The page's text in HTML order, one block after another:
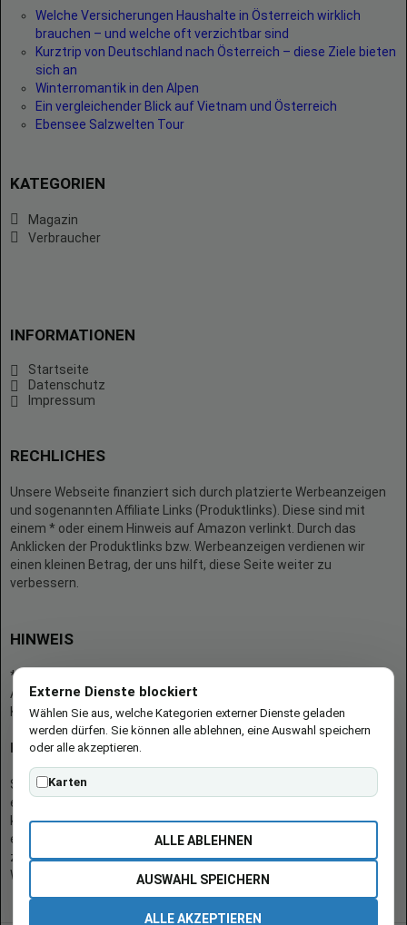
Welche Versicherungen Haushalte in Österreich wirklich
brauchen – und welche oft verzichtbar sind
Kurztrip von Deutschland nach Österreich – diese Ziele bieten
sich an
Winterromantik in den Alpen
Ein vergleichender Blick auf Vietnam und Österreich
Ebensee Salzwelten Tour
KATEGORIEN
Magazin
Verbraucher
INFORMATIONEN
Startseite
Datenschutz
Impressum
RECHLICHES
Unsere Webseite finanziert sich durch platzierte Werbeanzeigen
und sogenannten Affiliate Links (Produktlinks). Diese sind mit
einem * oder einem Hinweis auf Amazon verlinkt. Durch das
Anklicken der Produktlinks bzw. Werbeanzeigen verdienen wir
einen kleinen Betrag, der uns hilft, diese Seite weiter zu
verbessern.
HINWEIS
* = Afilliate-Link (=Werbung)
Als Amazon-Partner verdient der Seitenbetreiber an qualifizierten
Käufen.
Hinweis zu Preisen und Verfügbarkeiten
Sofern Produktpreise und Verfügbarkeiten angezeigt werden,
entsprechen diese dem angegebenen Stand (Datum/Uhrzeit) und
können sich auf der verlinkten Seite jederzeit ändern. Für den Kauf
eines Produkts gelten die Angaben zu Preis und Verfügbarkeit, die
zum Kaufzeitpunkt [auf der/den maßgeblichen Amazon-
Website(s)] angezeigt werden.
Externe Dienste blockiert
Wählen Sie aus, welche Kategorien externer Dienste geladen
werden dürfen. Sie können alle ablehnen, eine Auswahl speichern
oder alle akzeptieren.
Karten
ALLE ABLEHNEN
AUSWAHL SPEICHERN
ALLE AKZEPTIEREN